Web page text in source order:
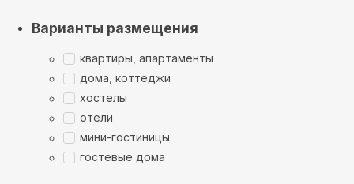
Варианты размещения
квартиры, апартаменты
дома, коттеджи
хостелы
отели
мини-гостиницы
гостевые дома